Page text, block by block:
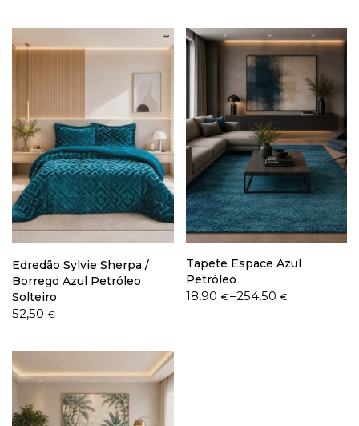
through
67,50 €
Edredão Sylvie Sherpa /
Borrego Azul Petróleo
Solteiro
52,50 €
Tapete Espace Azul
Petróleo
18,90 €–254,50 €
Price